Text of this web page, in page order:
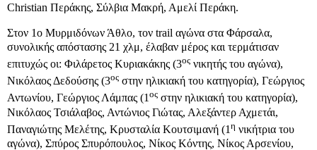
Christian Περάκης, Σύλβια Μακρή, Αμελί Περάκη.
Στον 1ο Μυρμιδόνων Άθλο, τον trail αγώνα στα Φάρσαλα,
συνολικής απόστασης 21 χλμ, έλαβαν μέρος και τερμάτισαν
επιτυχώς οι: Φιλάρετος Κυριακάκης (3ος νικητής του αγώνα),
Νικόλαος Δεδούσης (3ος στην ηλικιακή του κατηγορία), Γεώργιος
Αντωνίου, Γεώργιος Λάμπας (1ος στην ηλικιακή του κατηγορία),
Νικόλαος Τσιάλαβος, Αντώνιος Γιώτας, Αλεξάντερ Αχμετάι,
Παναγιώτης Μελέτης, Κρυσταλία Κουτσιμανή (1 η νικήτρια του
αγώνα), Σπύρος Σπυρόπουλος, Νίκος Κόντης, Νίκος Αρσενίου,